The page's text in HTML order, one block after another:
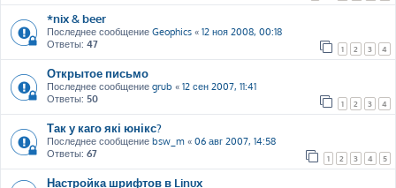
*nix & beer
Последнее сообщение Geophics « 12 ноя 2008, 00:18
Ответы: 47 1 2 3 4
Открытое письмо
Последнее сообщение grub « 12 сен 2007, 11:41
Ответы: 50 1 2 3 4
Так у каго які юнікс?
Последнее сообщение bsw_m « 06 авг 2007, 14:58
Ответы: 67 1 2 3 4 5
Настройка шрифтов в Linux